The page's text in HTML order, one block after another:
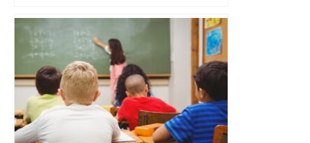
Vous pensiez que c’était comme une
voiture ? La vérité sur les avions qui
reculent – ici.fr